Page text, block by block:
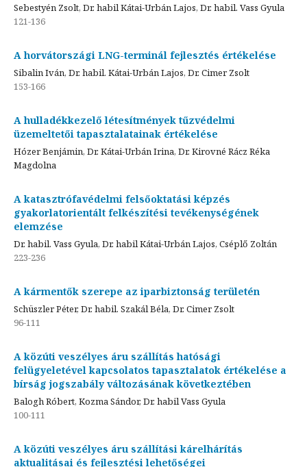
Sebestyén Zsolt, Dr. habil Kátai-Urbán Lajos, Dr. habil. Vass Gyula
121-136
A horvátországi LNG-terminál fejlesztés értékelése
Sibalin Iván, Dr. habil. Kátai-Urbán Lajos, Dr. Cimer Zsolt
153-166
A hulladékkezelő létesítmények tűzvédelmi
üzemeltetői tapasztalatainak értékelése
Hózer Benjámin, Dr. Kátai-Urbán Irina, Dr. Kirovné Rácz Réka
Magdolna
A katasztrófavédelmi felsőoktatási képzés
gyakorlatorientált felkészítési tevékenységének
elemzése
Dr. habil. Vass Gyula, Dr. habil Kátai-Urbán Lajos, Cséplő Zoltán
223-236
A kármentők szerepe az iparbiztonság területén
Schüszler Péter, Dr. habil. Szakál Béla, Dr. Cimer Zsolt
96-111
A közúti veszélyes áru szállítás hatósági
felügyeletével kapcsolatos tapasztalatok értékelése a
bírság jogszabály változásának következtében
Balogh Róbert, Kozma Sándor, Dr. habil Vass Gyula
100-111
A közúti veszélyes áru szállítási kárelhárítás
aktualitásai és fejlesztési lehetőségei